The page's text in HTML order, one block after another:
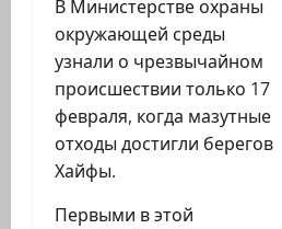
В Министерстве охраны
окружающей среды
узнали о чрезвычайном
происшествии только 17
февраля, когда мазутные
отходы достигли берегов
Хайфы.
Первыми в этой